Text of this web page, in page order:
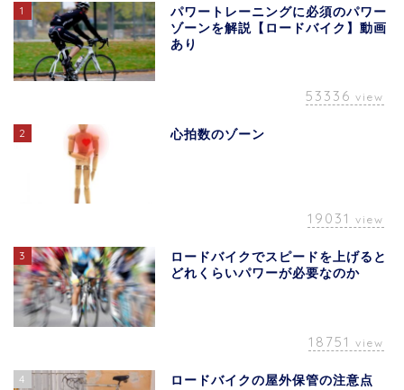
1
パワートレーニングに必須のパワー
ゾーンを解説【ロードバイク】動画
あり
53336 view
2 心拍数のゾーン
19031 view
3
ロードバイクでスピードを上げると
どれくらいパワーが必要なのか
18751 view
4 ロードバイクの屋外保管の注意点